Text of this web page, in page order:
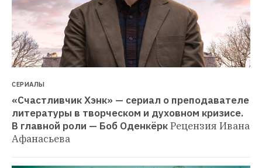
СЕРИАЛЫ
«Счастливчик Хэнк» — сериал о преподавателе
литературы в творческом и духовном кризисе.
В главной роли — Боб ОденкёркРецензия Ивана
Афанасьева